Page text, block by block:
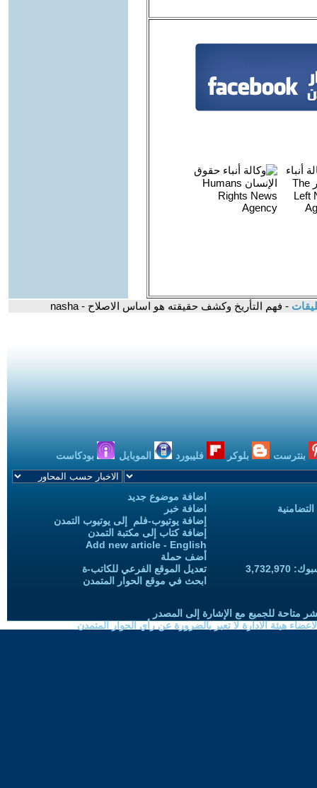
- فهم التأريخ وكشف حقيقته هو اساس الاصلاح - nasha
بنترست بلوكر فليبورد الموبايل بودكاست
اضافة موضوع جديد
اضافة خبر
إضافة يوتيوب-فلم إلى يوتيوب التمدن
إضافة كتاب إلى مكتبة التمدن
Add new article - English
أضف حملة
تعديل الموقع الفرعي للكاتب-ة
ابحث في موقع الحوار المتمدن
متاحة للجميع مع الإشارة إلى المصدر
هيئة الادارة لا تعبر بالضرورة عن رأي الحوار المتمدن